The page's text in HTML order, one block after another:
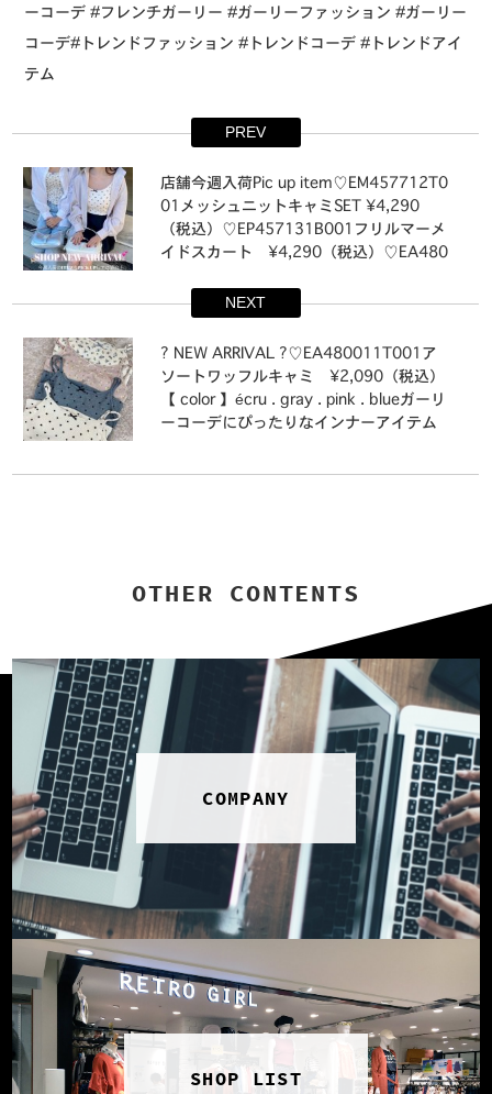
ーコーデ #フレンチガーリー #ガーリーファッション #ガーリー
コーデ#トレンドファッション #トレンドコーデ #トレンドアイ
テム
PREV
⁡店舗今週入荷Pic up item⁡⁡♡EM457712T0
01メッシュニットキャミSET ¥4,290
（税込）⁡♡EP457131B001フリルマーメ
イドスカート ¥4,290（税込）⁡♡EA480
90（税込）⁡⁡他にも多数入荷いたします⁡週
末もemsexciteでお待ちしております?⁡⁡#e
msexcite #エムズエキサイト #emsexcit
eコーデ#冬コーデ #春コーデ #春先取
りコーデ#高見えコーデ #プチプラ高見え
コーデ #高見ファッション #メッシュカ
ーデ #メッシュニット #マーメイドス
NEXT
⁡⁡? NEW ARRIVAL ?⁡⁡♡EA480011T001ア
ソートワッフルキャミ ¥2,090（税込）⁡
【 color 】⁡écru . gray . pink . blue⁡ガーリ
ーコーデにぴったりなインナーアイテム⁡
キャミソール#高見えコーデ #プチプラ高
見えコーデ #高見えファッション#大人ガ
ーリー #大人ガーリーコーデ #フレンチ
ガーリー #ガーリーファッション #ガー
リーコーデ#トレンドファッション #トレ
ンドコーデ #トレンドアイテム
OTHER CONTENTS
COMPANY
SHOP LIST